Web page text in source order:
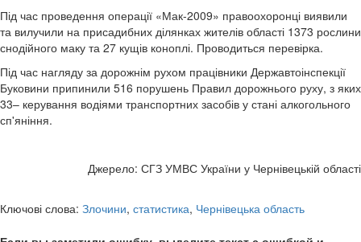
Під час проведення операції «Мак-2009» правоохоронці виявили
та вилучили на присадибних ділянках жителів області 1373 рослини
снодійного маку та 27 кущів коноплі. Проводиться перевірка.
Під час нагляду за дорожнім рухом працівники Державтоінспекції
Буковини припинили 516 порушень Правил дорожнього руху, з яких
33– керування водіями транспортних засобів у стані алкогольного
сп'яніння.
Джерело: СГЗ УМВС України у Чернівецькій області
Ключові слова: Злочини, статистика, Чернівецька область